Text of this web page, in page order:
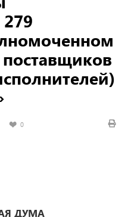
0
ДУМА